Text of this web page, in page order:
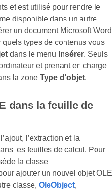
et est utilisé pour rendre le
disponible dans un autre.
un document Microsoft Word
types de contenus vous
dans le menu Insérer. Seuls
et prenant en charge
la zone Type d’objet.
dans la feuille de
l’extraction et la
les feuilles de calcul. Pour
la classe
ajouter un nouvel objet OLE
classe, OleObject,